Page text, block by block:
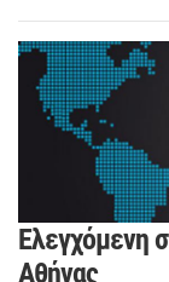
Ελεγχόμενη
Αθήνας